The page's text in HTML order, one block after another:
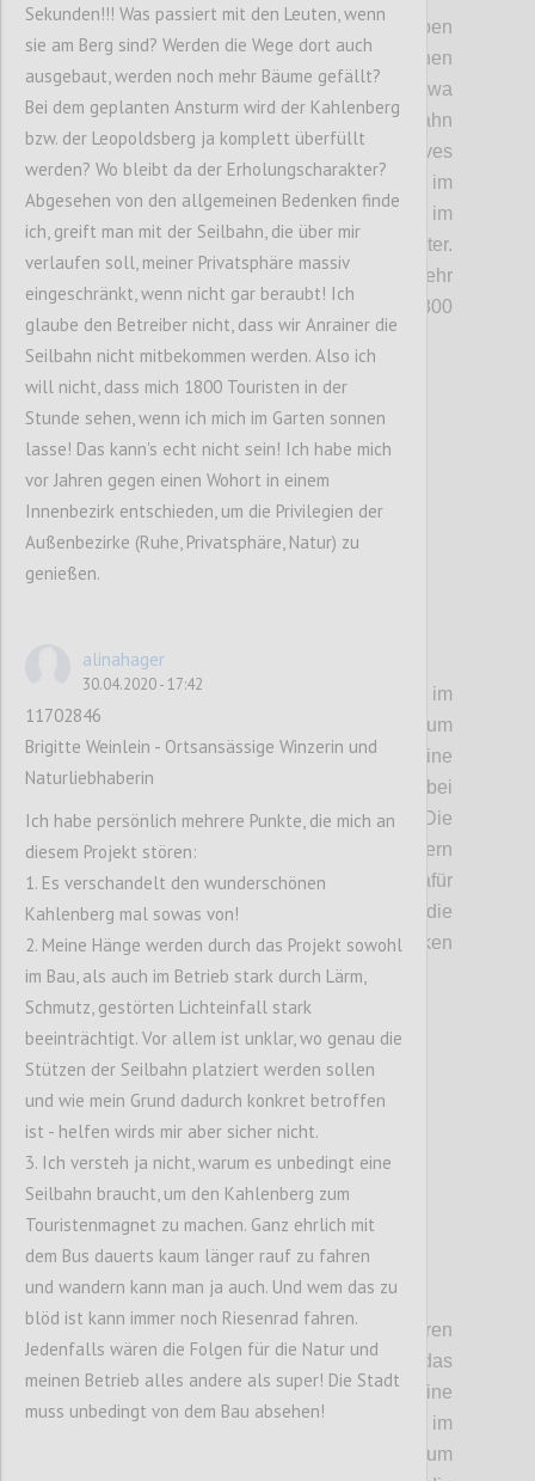
• Kosten und Kapazität: Die Betreiber geben
die Kosten für den Bau mit 40 bis 45 Millionen
Euro an. Sie rechnen damit, dass etwa
600.000 Besucher jährlich die Seilbahn
nützen werden. Damit wäre ein positives
operatives Geschäft möglich. Das wären im
Schnitt 1.650 Passagiere täglich, wobei im
Sommer sicher mehr los wäre als im Winter.
Ausgelegt ist die Bahn aber auf deutlich mehr
Passagiere, maximal können 1.800
Menschen in der Stunde fahren.
P6
• Anrainer: Sowohl in Jedlesee als auch im
Kahlenbergerdorf sorgen sich Anrainer um
ihre Privatsphäre. Laut Betreibern ist eine
Einsicht in Gärten oder durch Fenster bei
diesem Streckenverlauf nicht gegeben: Die
geringe Höhe von weniger als 8 Metern
entlang des Hubertusdammes soll dafür
sorgen, dass die Passagiere nicht über die
Lärmschutzwand der Autobahn blicken
können.
P7
• Zeitplan:Aktuell laufen mehrere Verfahren
gleichzeitig. Zum einen entscheidet das
Verkehrsministerium, ob eine
Seilbahnkonzession erteilt wird – das soll im
Laufe des heurigen Jahres geschehen. Zum
Sekunden!!! Was passiert mit den Leuten, wenn
sie am Berg sind? Werden die Wege dort auch
ausgebaut, werden noch mehr Bäume gefällt?
Bei dem geplanten Ansturm wird der Kahlenberg
bzw. der Leopoldsberg ja komplett überfüllt
werden? Wo bleibt da der Erholungscharakter?
Abgesehen von den allgemeinen Bedenken finde
ich, greift man mit der Seilbahn, die über mir
verlaufen soll, meiner Privatsphäre massiv
eingeschränkt, wenn nicht gar beraubt! Ich
glaube den Betreiber nicht, dass wir Anrainer die
Seilbahn nicht mitbekommen werden. Also ich
will nicht, dass mich 1800 Touristen in der
Stunde sehen, wenn ich mich im Garten sonnen
lasse! Das kann's echt nicht sein! Ich habe mich
vor Jahren gegen einen Wohort in einem
Innenbezirk entschieden, um die Privilegien der
Außenbezirke (Ruhe, Privatsphäre, Natur) zu
genießen.
alinahager
30.04.2020 - 17:42
11702846
Brigitte Weinlein - Ortsansässige Winzerin und
Naturliebhaberin
Ich habe persönlich mehrere Punkte, die mich an
diesem Projekt stören:
1. Es verschandelt den wunderschönen
Kahlenberg mal sowas von!
2. Meine Hänge werden durch das Projekt sowohl
im Bau, als auch im Betrieb stark durch Lärm,
Schmutz, gestörten Lichteinfall stark
beeinträchtigt. Vor allem ist unklar, wo genau die
Stützen der Seilbahn platziert werden sollen
und wie mein Grund dadurch konkret betroffen
ist - helfen wirds mir aber sicher nicht.
3. Ich versteh ja nicht, warum es unbedingt eine
Seilbahn braucht, um den Kahlenberg zum
Touristenmagnet zu machen. Ganz ehrlich mit
dem Bus dauerts kaum länger rauf zu fahren
und wandern kann man ja auch. Und wem das zu
blöd ist kann immer noch Riesenrad fahren.
Jedenfalls wären die Folgen für die Natur und
meinen Betrieb alles andere als super! Die Stadt
muss unbedingt von dem Bau absehen!